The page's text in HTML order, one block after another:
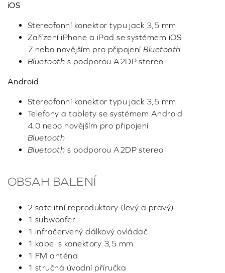
iOS
Stereofonní konektor typu jack 3,5 mm
Zařízení iPhone a iPad se systémem iOS
7 nebo novějším pro připojeníBluetooth
Bluetooth s podporou A2DP stereo
Android
Stereofonní konektor typu jack 3,5 mm
Telefony a tablety se systémem Android
4.0 nebo novějším pro připojení
Bluetooth
Bluetooth s podporou A2DP stereo
OBSAH BALENÍ
2 satelitní reproduktory (levý a pravý)
1 subwoofer
1 infračervený dálkový ovládač
1 kabel s konektory 3,5 mm
1 FM anténa
1 stručná úvodní příručka